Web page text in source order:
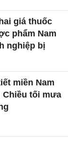
giá thuốc
phẩm Nam
nghiệp bị
miền Nam
Chiều tối mưa